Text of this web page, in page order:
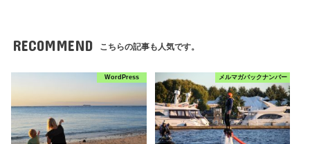
RECOMMEND こちらの記事も人気です。
WordPress メルマガバックナンバー